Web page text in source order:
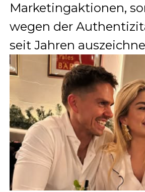
Marketingaktionen,
wegen der
seit Jahren